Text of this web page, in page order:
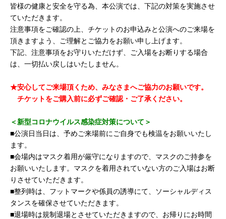
皆様の健康と安全を守る為、本公演では、下記の対策を実施させ
ていただきます。
注意事項をご確認の上、チケットのお申込みと公演へのご来場を
頂きますよう、ご理解とご協力をお願い申し上げます。
下記、注意事項をお守りいただけず、ご入場をお断りする場合
は、一切払い戻しはいたしません。
★安心してご来場頂くため、みなさまへご協力のお願いです。
チケットをご購入前に必ずご確認・ご了承ください。
＜新型コロナウイルス感染症対策について＞
■公演日当日は、予めご来場前にご自身でも検温をお願いいたし
ます。
■会場内はマスク着用が厳守になりますので、マスクのご持参を
お願いいたします。マスクを着用されていない方のご入場はお断
りさせていただきます。
■整列時は、フットマークや係員の誘導にて、ソーシャルディス
タンスを確保させていただきます。
■退場時は規制退場とさせていただきますので、お帰りにお時間